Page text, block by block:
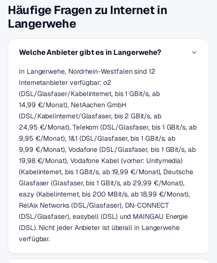
Häufige Fragen zu Internet in
Langerwehe
Welche Anbieter gibt es in Langerwehe?
In Langerwehe, Nordrhein-Westfalen sind 12
Internetanbieter verfügbar: o2
(DSL/Glasfaser/Kabelinternet, bis 1 GBit/s, ab
14,99 €/Monat), NetAachen GmbH
(DSL/Kabelinternet/Glasfaser, bis 2 GBit/s, ab
24,95 €/Monat), Telekom (DSL/Glasfaser, bis 1 GBit/s, ab
9,95 €/Monat), 1&1 (DSL/Glasfaser, bis 1 GBit/s, ab
9,99 €/Monat), Vodafone (DSL/Glasfaser, bis 1 GBit/s, ab
19,98 €/Monat), Vodafone Kabel (vorher: Unitymedia)
(Kabelinternet, bis 1 GBit/s, ab 19,99 €/Monat), Deutsche
Glasfaser (Glasfaser, bis 1 GBit/s, ab 29,99 €/Monat),
eazy (Kabelinternet, bis 200 MBit/s, ab 18,99 €/Monat),
RelAix Networks (DSL/Glasfaser), DN-CONNECT
(DSL/Glasfaser), easybell (DSL) und MAINGAU Energie
(DSL). Nicht jeder Anbieter ist überall in Langerwehe
verfügbar.